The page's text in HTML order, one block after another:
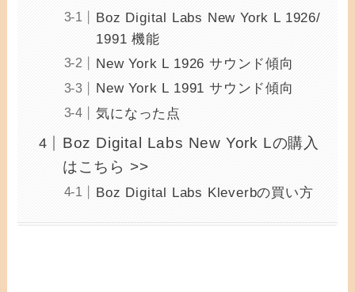
Boz Digital Labs New York L 1926/
1991 機能
New York L 1926 サウンド傾向
New York L 1991 サウンド傾向
気になった点
Boz Digital Labs New York Lの購入
はこちら >>
Boz Digital Labs Kleverbの買い方